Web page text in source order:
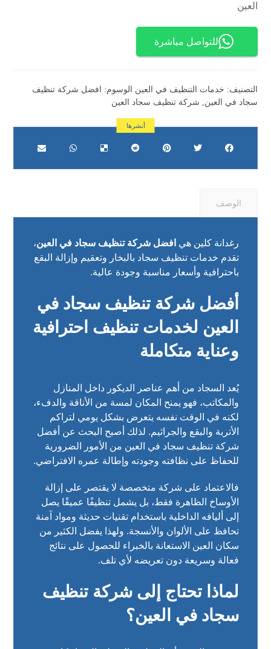
العين
للتواصل مباشرة
التصنيف: خدمات التنظيف في العين الوسوم: افضل شركة تنظيف
سجاد في العين, شركة تنظيف سجاد العين
الوصف
رغدانة كلين هي افضل شركة تنظيف سجاد في العين،
تقدم خدمات تنظيف سجاد بالبخار وتعقيم وإزالة البقع
باحترافية وأسعار مناسبة وجودة عالية.
أفضل شركة تنظيف سجاد في
العين لخدمات تنظيف احترافية
وعناية متكاملة
يُعد السجاد من أهم عناصر الديكور داخل المنازل
والمكاتب، فهو يمنح المكان لمسة من الأناقة والدفء،
لكنه في الوقت نفسه يتعرض بشكل يومي لتراكم
الأتربة والبقع والجراثيم. لذلك أصبح البحث عن أفضل
شركة تنظيف سجاد في العين من الأمور الضرورية
للحفاظ على نظافته وجودته وإطالة عمره الافتراضي.
فالاعتماد على شركة متخصصة لا يقتصر على إزالة
الأوساخ الظاهرة فقط، بل يشمل تنظيفًا عميقًا يصل
إلى أليافه الداخلية باستخدام تقنيات حديثة ومواد آمنة
تحافظ على الألوان والأنسجة. ولهذا يفضل الكثير من
سكان العين الاستعانة بالخبراء للحصول على نتائج
فعالة وسريعة دون تعريضه لأي تلف.
لماذا تحتاج إلى شركة تنظيف
سجاد في العين؟